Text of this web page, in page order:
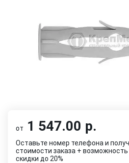
от 1 547.00 р.
Оставьте номер телефона и
стоимости заказа +
скидки до 20%